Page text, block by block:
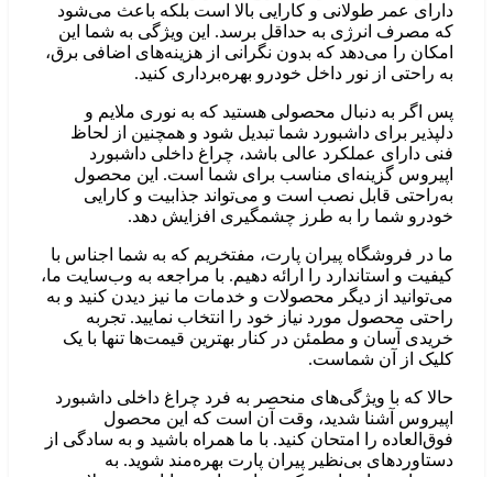
عمر طولانی و کارایی بالا است بلکه باعث می‌شود
مصرف انرژی به حداقل برسد. این ویژگی به شما این
را می‌دهد که بدون نگرانی از هزینه‌های اضافی برق،
راحتی از نور داخل خودرو بهره‌برداری کنید.
اگر به دنبال محصولی هستید که به نوری ملایم و
برای داشبورد شما تبدیل شود و همچنین از لحاظ
دارای عملکرد عالی باشد، چراغ داخلی داشبورد
گزینه‌ای مناسب برای شما است. این محصول
قابل نصب است و می‌تواند جذابیت و کارایی
شما را به طرز چشمگیری افزایش دهد.
در فروشگاه پیران پارت، مفتخریم که به شما اجناس با
و استاندارد را ارائه دهیم. با مراجعه به وب‌سایت ما،
از دیگر محصولات و خدمات ما نیز دیدن کنید و به
محصول مورد نیاز خود را انتخاب نمایید. تجربه
آسان و مطمئن در کنار بهترین قیمت‌ها تنها با یک
از آن شماست.
که با ویژگی‌های منحصر به فرد چراغ داخلی داشبورد
آشنا شدید، وقت آن است که این محصول
را امتحان کنید. با ما همراه باشید و به سادگی از
بی‌نظیر پیران پارت بهره‌مند شوید. به